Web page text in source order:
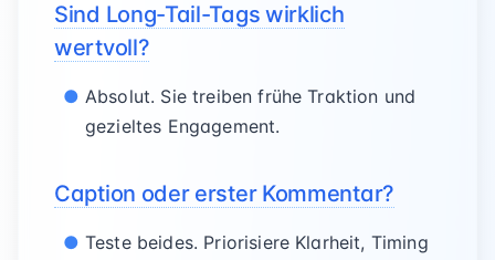
Sind Long-Tail-Tags wirklich
wertvoll?
Absolut. Sie treiben frühe Traktion und
gezieltes Engagement.
Caption oder erster Kommentar?
Teste beides. Priorisiere Klarheit, Timing